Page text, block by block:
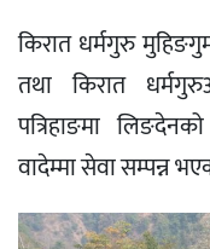
किरात धर्मगुरु
तथा किरात
पत्रिहाङमा
वादेम्मा सेवा सम्पन्न